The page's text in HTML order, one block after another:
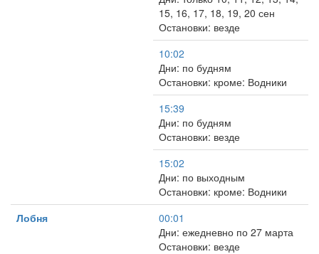
15, 16, 17, 18, 19, 20 сен
Остановки: везде
10:02
Дни: по будням
Остановки: кроме: Водники
15:39
Дни: по будням
Остановки: везде
15:02
Дни: по выходным
Остановки: кроме: Водники
Лобня
00:01
Дни: ежедневно по 27 марта
Остановки: везде